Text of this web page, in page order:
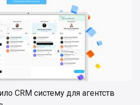
CRM систему для агентств